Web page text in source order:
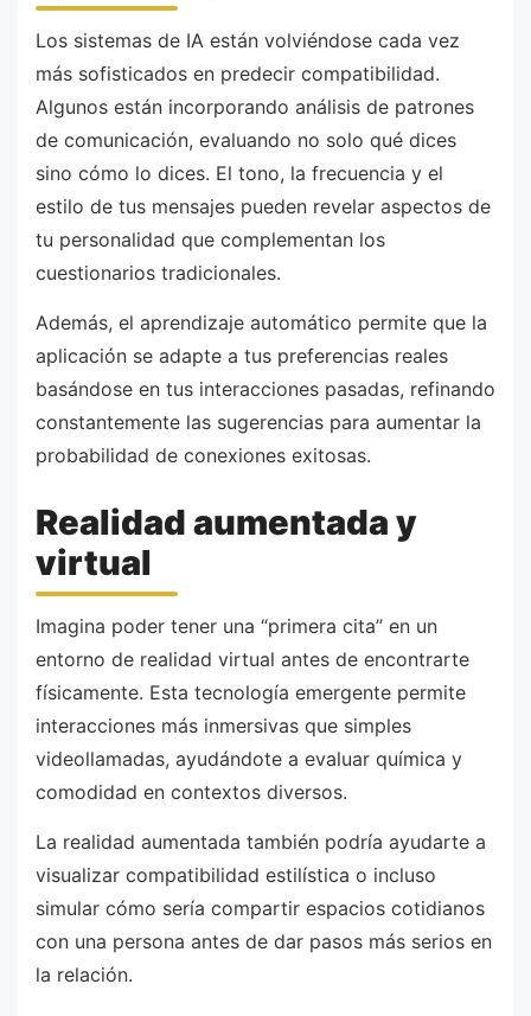
Los sistemas de IA están volviéndose cada vez
más sofisticados en predecir compatibilidad.
Algunos están incorporando análisis de patrones
de comunicación, evaluando no solo qué dices
sino cómo lo dices. El tono, la frecuencia y el
estilo de tus mensajes pueden revelar aspectos de
tu personalidad que complementan los
cuestionarios tradicionales.
Además, el aprendizaje automático permite que la
aplicación se adapte a tus preferencias reales
basándose en tus interacciones pasadas, refinando
constantemente las sugerencias para aumentar la
probabilidad de conexiones exitosas.
Realidad aumentada y
virtual
Imagina poder tener una “primera cita” en un
entorno de realidad virtual antes de encontrarte
físicamente. Esta tecnología emergente permite
interacciones más inmersivas que simples
videollamadas, ayudándote a evaluar química y
comodidad en contextos diversos.
La realidad aumentada también podría ayudarte a
visualizar compatibilidad estilística o incluso
simular cómo sería compartir espacios cotidianos
con una persona antes de dar pasos más serios en
la relación.